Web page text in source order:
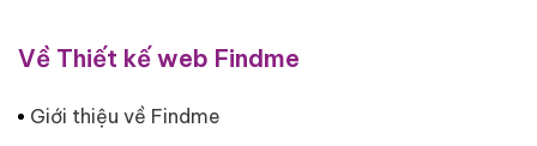
Về Thiết kế web Findme
Giới thiệu về Findme